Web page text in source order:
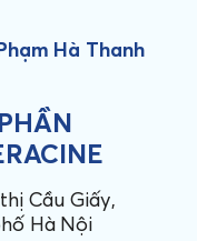
Hà Thanh
Cầu Giấy,
Hà Nội